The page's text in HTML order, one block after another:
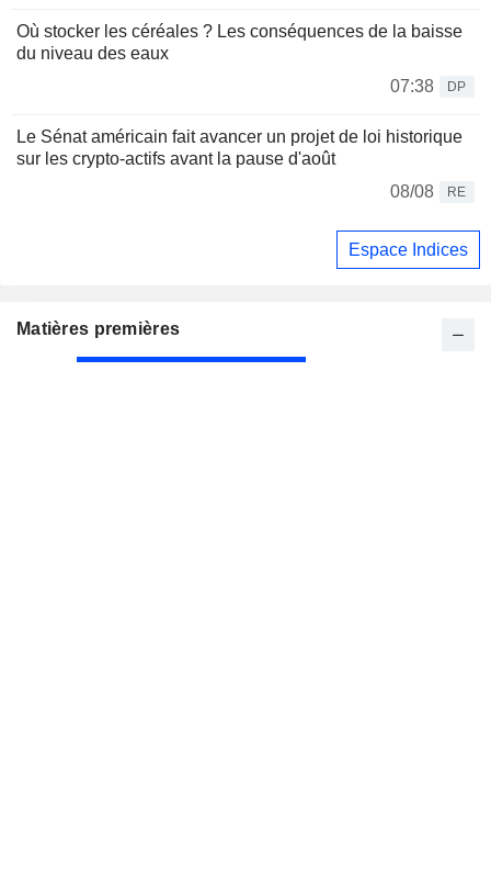
Où stocker les céréales ? Les conséquences de la baisse
du niveau des eaux
07:38
DP
Le Sénat américain fait avancer un projet de loi historique
sur les crypto-actifs avant la pause d'août
08/08
RE
Espace Indices
Matières premières